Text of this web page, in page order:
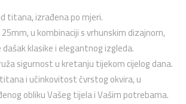
titana, izrađena po mjeri.
u kombinaciji s vrhunskim dizajnom,
dašak klasike i elegantnog izgleda.
sigurnost u kretanju tijekom cijelog dana.
i učinkovitost čvrstog okvira, u
obliku Vašeg tijela i Vašim potrebama.